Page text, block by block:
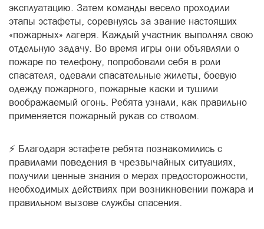
эксплуатацию. Затем команды весело проходили
этапы эстафеты, соревнуясь за звание настоящих
«пожарных» лагеря. Каждый участник выполнял свою
отдельную задачу. Во время игры они объявляли о
пожаре по телефону, попробовали себя в роли
спасателя, одевали спасательные жилеты, боевую
одежду пожарного, пожарные каски и тушили
воображаемый огонь. Ребята узнали, как правильно
применяется пожарный рукав со стволом.
⚡ Благодаря эстафете ребята познакомились с
правилами поведения в чрезвычайных ситуациях,
получили ценные знания о мерах предосторожности,
необходимых действиях при возникновении пожара и
правильном вызове службы спасения.